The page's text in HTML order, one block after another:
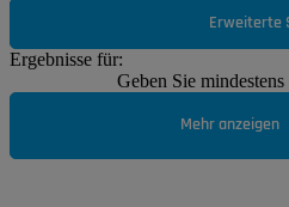
Erweiterte
Ergebnisse für:
Geben Sie
Mehr anzeigen